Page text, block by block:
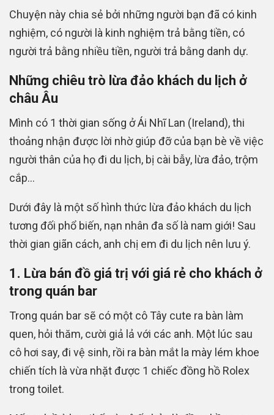
Chuyện này chia sẻ bởi những người bạn đã có kinh
nghiệm, có người là kinh nghiệm trả bằng tiền, có
người trả bằng nhiều tiền, người trả bằng danh dự.
Những chiêu trò lừa đảo khách du lịch ở
châu Âu
Mình có 1 thời gian sống ở Ái Nhĩ Lan (Ireland), thi
thoảng nhận được lời nhờ giúp đỡ của bạn bè về việc
người thân của họ đi du lịch, bị cài bẫy, lừa đảo, trộm
cắp…
Dưới đây là một số hình thức lừa đảo khách du lịch
tương đối phổ biến, nạn nhân đa số là nam giới! Sau
thời gian giãn cách, anh chị em đi du lịch nên lưu ý.
1. Lừa bán đồ giá trị với giá rẻ cho khách ở
trong quán bar
Trong quán bar sẽ có một cô Tây cute ra bàn làm
quen, hỏi thăm, cười giả lả với các anh. Một lúc sau
cô hơi say, đi vệ sinh, rồi ra bàn mắt la mày lém khoe
chiến tích là vừa nhặt được 1 chiếc đồng hồ Rolex
trong toilet.